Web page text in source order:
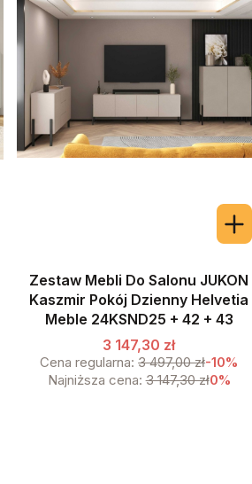
Zestaw Mebli Do Salonu JUKON
Kaszmir Pokój Dzienny Helvetia
Meble 24KSND25 + 42 + 43
3 147,30 zł
Cena regularna: 3 497,00 zł-10%
Najniższa cena: 3 147,30 zł0%